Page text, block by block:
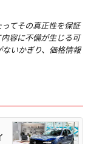
てその真正性を保証
容に不備が生じる可
いかぎり、価格情報